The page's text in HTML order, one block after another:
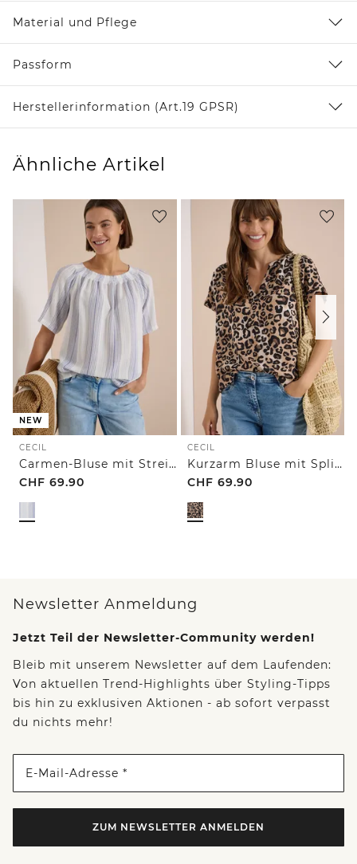
Material und Pflege
Passform
Herstellerinformation (Art.19 GPSR)
Ähnliche Artikel
NEW
CECIL
Carmen-Bluse mit Streifenmuster
CHF 69.90
CECIL
Kurzarm Bluse mit Split Neck und Leo-Print
CHF 69.90
Newsletter Anmeldung
Jetzt Teil der Newsletter-Community werden!
Bleib mit unserem Newsletter auf dem Laufenden:
Von aktuellen Trend-Highlights über Styling-Tipps
bis hin zu exklusiven Aktionen - ab sofort verpasst
du nichts mehr!
E-Mail-Adresse *
ZUM NEWSLETTER ANMELDEN